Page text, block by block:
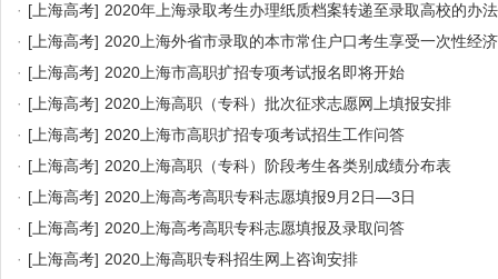
· [上海高考] 2020年上海录取考生办理纸质档案转递至录取高校的办法
· [上海高考] 2020上海外省市录取的本市常住户口考生享受一次性经
· [上海高考] 2020上海市高职扩招专项考试报名即将开始
· [上海高考] 2020上海高职（专科）批次征求志愿网上填报安排
· [上海高考] 2020上海市高职扩招专项考试招生工作问答
· [上海高考] 2020上海高职（专科）阶段考生各类别成绩分布表
· [上海高考] 2020上海高考高职专科志愿填报9月2日—3日
· [上海高考] 2020上海高考高职专科志愿填报及录取问答
· [上海高考] 2020上海高职专科招生网上咨询安排